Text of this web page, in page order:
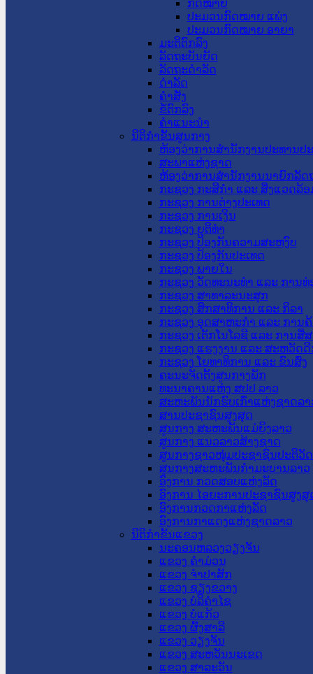
ກົດໝາຍ
ປະມວນກົດໝາຍ ແພ່ງ
ປະມວນກົດໝາຍ ອາຍາ
ມະຕິຕົກລົງ
ລັດຖະບັນຍັດ
ລັດຖະດໍາລັດ
ດໍາລັດ
ຄໍາສັ່ງ
ຂໍ້ຕົກລົງ
ຄໍາແນະນໍາ
ນິຕິກຳຂັ້ນສູນກາງ
ຫ້ອງວ່າການສໍານັກງານປະທານປ
ສະພາແຫ່ງຊາດ
ຫ້ອງວ່າການສຳນັກງານນາຍົກລັດ
ກະຊວງ ກະສິກຳ ແລະ ສິ່ງແວດລ້ອ
ກະຊວງ ການຕ່າງປະເທດ
ກະຊວງ ການເງິນ
ກະຊວງ ຍຸຕິທໍາ
ກະຊວງ ປ້ອງກັນຄວາມສະຫງົບ
ກະຊວງ ປ້ອງກັນປະເທດ
ກະຊວງ ພາຍໃນ
ກະຊວງ ວັດທະນະທຳ ແລະ ການທ່
ກະຊວງ ສາທາລະນະສຸກ
ກະຊວງ ສຶກສາທິການ ແລະ ກິລາ
ກະຊວງ ອຸດສາຫະກຳ ແລະ ການຄ້
ກະຊວງ ເຕັກໂນໂລຊີ ແລະ ການສື່
ກະຊວງ ແຮງງານ ແລະ ສະຫວັດ
ກະຊວງ ໂຍທາທິການ ແລະ ຂົນສົ່ງ
ຄະນະຈັດຕັ້ງສູນກາງພັກ
ທະນາຄານແຫ່ງ ສປປ ລາວ
ສະຫະພັນນັກຮົບເກົ່າແຫ່ງຊາດລາ
ສານປະຊາຊົນສູງສຸດ
ສູນກາງ ສະຫະພັນແມ່ຍິງລາວ
ສູນກາງ ແນວລາວສ້າງຊາດ
ສູນກາງຊາວໜຸ່ມປະຊາຊົນປະຕິວັ
ສູນກາງສະຫະພັນກຳມະບານລາວ
ອົງການ ກວດສອບແຫ່ງລັດ
ອົງການ ໄອຍະການປະຊາຊົນສູງສຸ
ອົງການກວດກາແຫ່ງລັດ
ອົງການກາແດງແຫ່ງຊາດລາວ
ນິຕິກໍາຂັ້ນແຂວງ
ນະ​ຄອນ​ຫລວງວຽງຈັນ
ແຂວງ ຄໍາມ່ວນ
ແຂວງ ຈໍາປາສັກ
ແຂວງ ຊຽງຂວາງ
ແຂວງ ບໍລິຄໍາໄຊ
ແຂວງ ບໍ່ແກ້ວ
ແຂວງ ຜົ້ງສາລີ
ແຂວງ ວຽງຈັນ
ແຂວງ ສະຫວັນນະເຂດ
ແຂວງ ສາລະວັນ